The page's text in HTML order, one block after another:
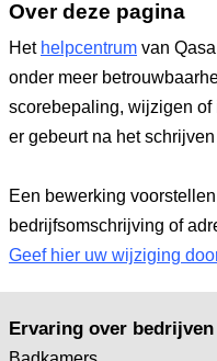
Over deze pagina
Het helpcentrum van
onder meer
scorebepaling, wijzigen
er gebeurt na het
Een bewerking
bedrijfsomschrijving of
Geef hier uw wijziging
Ervaring over bedrijven